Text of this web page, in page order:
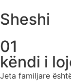
Sheshi
01
këndi i
Jeta familjare